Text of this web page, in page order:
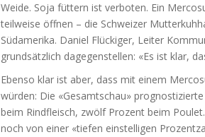
Weide. Soja füttern ist verboten. Ein
teilweise öffnen – die Schweizer
Südamerika. Daniel Flückiger, Leiter
grundsätzlich dagegenstellen: «Es ist klar,
Ebenso klar ist aber, dass mit einem
würden: Die «Gesamtschau»
beim Rindfleisch, zwölf Prozent beim
noch von einer «tiefen einstelligen